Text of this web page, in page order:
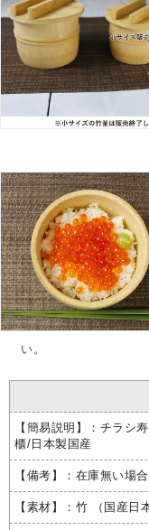
い。
【簡易説明】： チラシ
櫃/日本製国産
【備考】：在庫無い場
【素材】：竹 （国産日